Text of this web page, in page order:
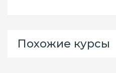
Похожие курсы